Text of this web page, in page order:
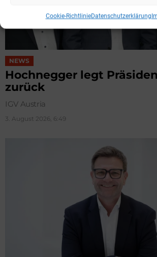
Cookie-RichtlinieDatenschutzerklärung
NEWS
Hochnegger legt
zurück
IGV Austria
3. August 2026, 6:49